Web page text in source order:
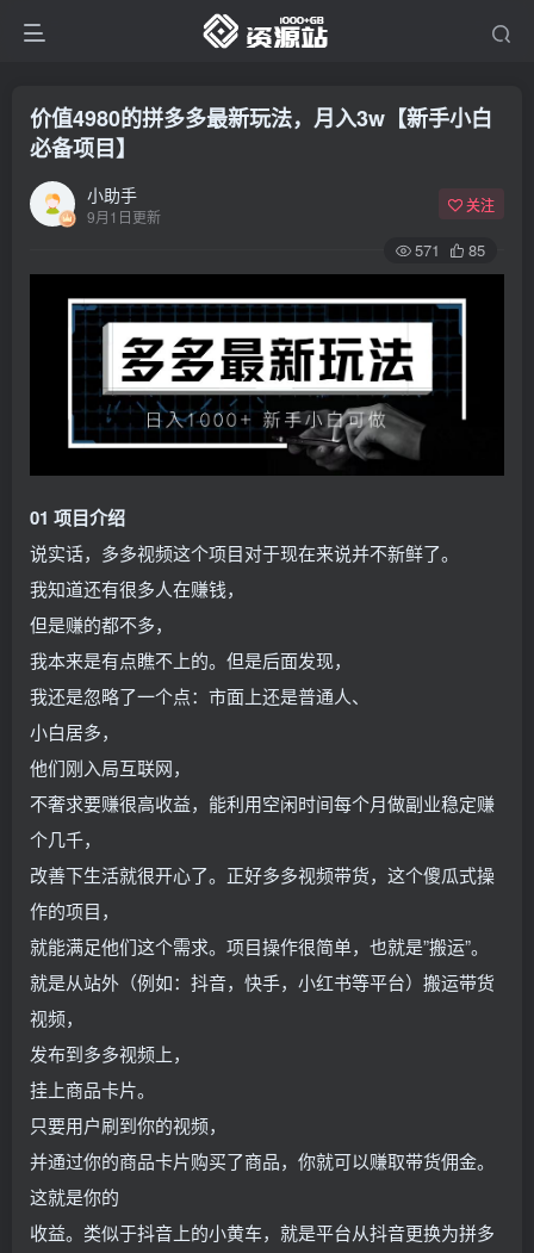
价值4980的拼多多最新玩法，月入3w【新手小白
必备项目】
小助手
9月1日更新
关注
571 85
01 项目介绍
说实话，多多视频这个项目对于现在来说并不新鲜了。
我知道还有很多人在赚钱，
但是赚的都不多，
我本来是有点瞧不上的。但是后面发现，
我还是忽略了一个点：市面上还是普通人、
小白居多，
他们刚入局互联网，
不奢求要赚很高收益，能利用空闲时间每个月做副业稳定赚
个几千，
改善下生活就很开心了。正好多多视频带货，这个傻瓜式操
作的项目，
就能满足他们这个需求。项目操作很简单，也就是”搬运”。
就是从站外（例如：抖音，快手，小红书等平台）搬运带货
视频，
发布到多多视频上，
挂上商品卡片。
只要用户刷到你的视频，
并通过你的商品卡片购买了商品，你就可以赚取带货佣金。
这就是你的
收益。类似于抖音上的小黄车，就是平台从抖音更换为拼多